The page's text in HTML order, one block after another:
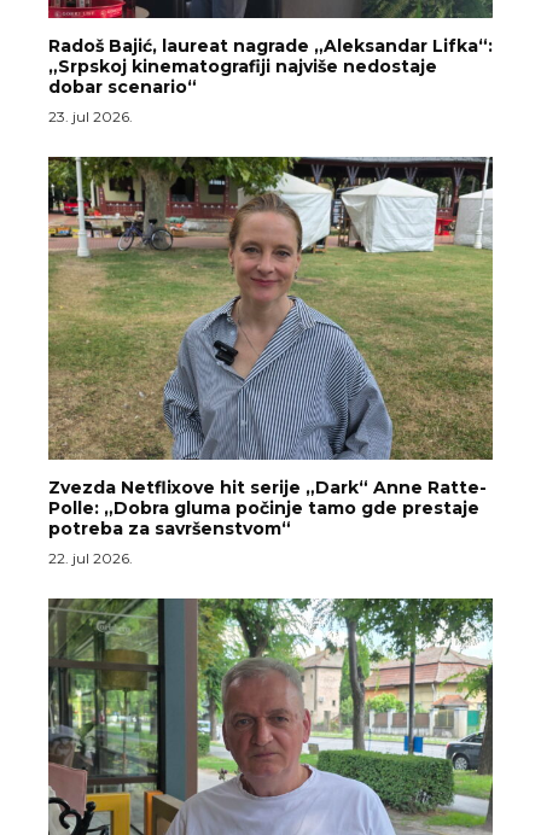
Radoš Bajić, laureat nagrade „Aleksandar Lifka“:
„Srpskoj kinematografiji najviše nedostaje
dobar scenario“
23. jul 2026.
Zvezda Netflixove hit serije „Dark“ Anne Ratte-
Polle: „Dobra gluma počinje tamo gde prestaje
potreba za savršenstvom“
22. jul 2026.